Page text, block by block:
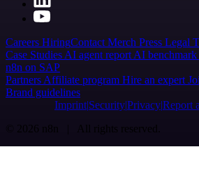
Careers HiringContact Merch Press Legal
Case Studies AI agent report AI benchmark
n8n on SAP
Partners Affiliate program Hire an expert
Brand guidelines
Imprint SecurityPrivacyReport
© 2026 n8n | All rights reserved.